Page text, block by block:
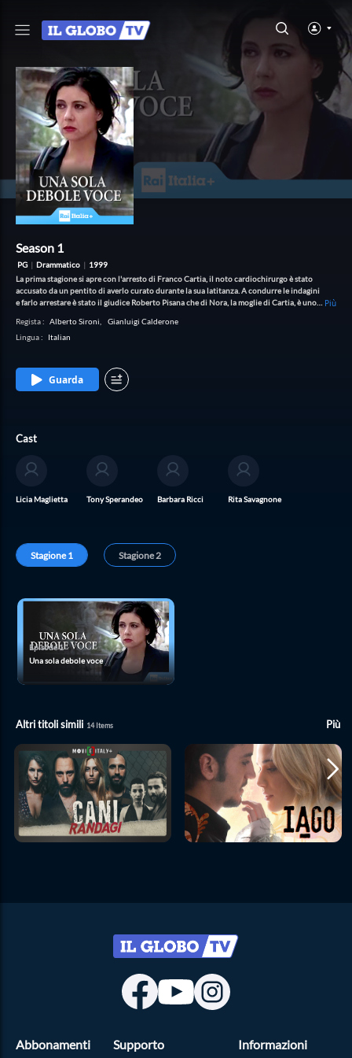
Season 1
PG | Drammatico | 1999
La prima stagione si apre con l'arresto di Franco Cartia, il noto cardiochirurgo è stato
accusato da un pentito di averlo curato durante la sua latitanza. A condurre le indagini
e farlo arrestare è stato il giudice Roberto Pisana che di Nora, la moglie di Cartia, è uno
Pietro, si battono per far scarcerare l'uomo.
Più
Regista: Alberto Sironi
Gianluigi Calderone
Lingua: Italian
Guarda
Cast
Licia Maglietta Tony Sperandeo Barbara Ricci Rita Savagnone
Stagione1 Stagione2
Episode1
Una sola debole voce
Altri titoli simili 14Items Più
Abbonamenti Supporto Informazioni